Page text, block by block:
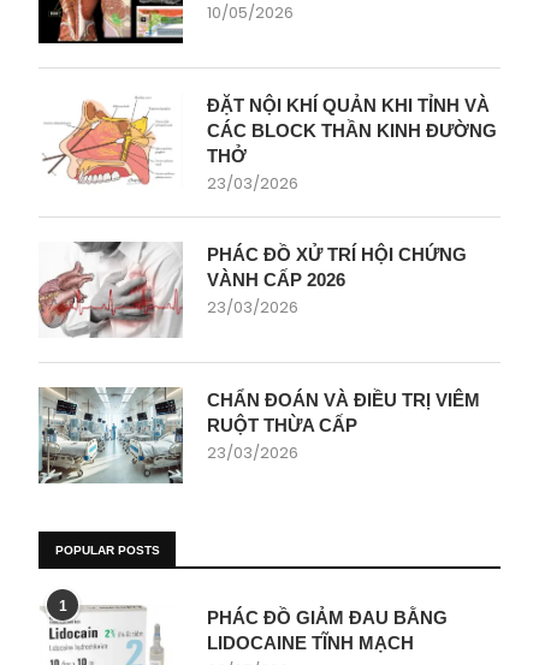
10/05/2026
ĐẶT NỘI KHÍ QUẢN KHI TỈNH VÀ
CÁC BLOCK THẦN KINH ĐƯỜNG
THỞ
23/03/2026
PHÁC ĐỒ XỬ TRÍ HỘI CHỨNG
VÀNH CẤP 2026
23/03/2026
CHẨN ĐOÁN VÀ ĐIỀU TRỊ VIÊM
RUỘT THỪA CẤP
23/03/2026
POPULAR POSTS
1
PHÁC ĐỒ GIẢM ĐAU BẰNG
LIDOCAINE TĨNH MẠCH